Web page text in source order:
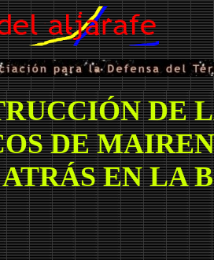
DE
DE
ATRÁS EN LA